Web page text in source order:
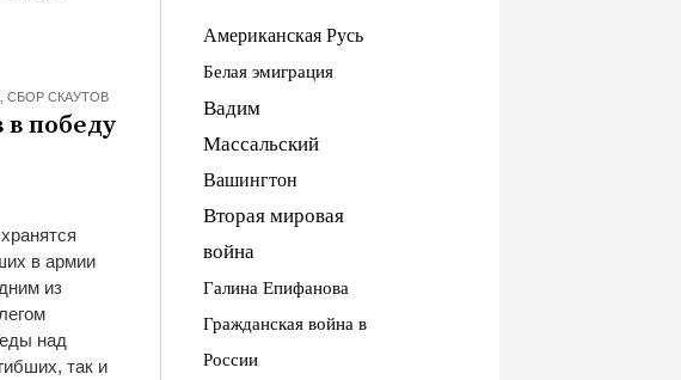
СБОР СКАУТОВ
победу
в армии
из
над
так и
Американская Русь
Белая эмиграция
Вадим
Массальский
Вашингтон
Вторая мировая
война
Галина Епифанова
Гражданская война в
России